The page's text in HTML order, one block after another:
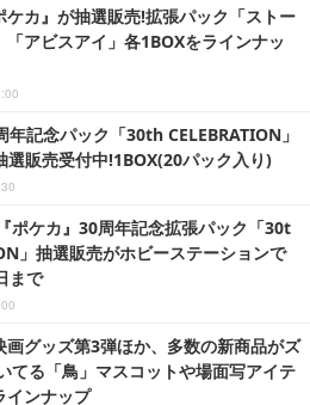
ケカ』が抽選販売!拡張パック「ストー
「アビスアイ」各1BOXをラインナッ
年記念パック「30th CELEBRATION」
販売受付中!1BOX(20パック入り)
ポケカ』30周年記念拡張パック「30t
」抽選販売がホビーステーションで
まで
画グッズ第3弾ほか、多数の新商品がズ
てる「鳥」マスコットや場面写アイテ
インナップ